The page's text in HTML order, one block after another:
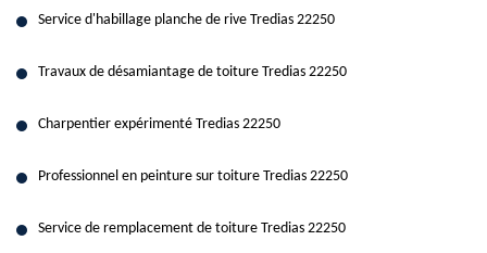
Service d'habillage planche de rive Tredias 22250
Travaux de désamiantage de toiture Tredias 22250
Charpentier expérimenté Tredias 22250
Professionnel en peinture sur toiture Tredias 22250
Service de remplacement de toiture Tredias 22250